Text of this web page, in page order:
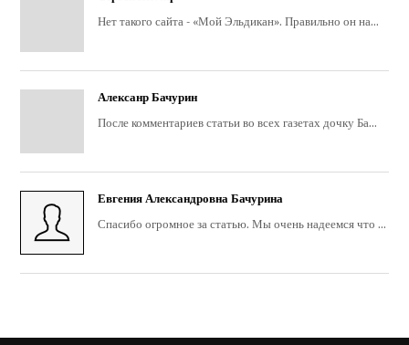
Нет такого сайта - «Мой Эльдикан». Правильно он на...
Алексанр Бачурин
После комментариев статьи во всех газетах дочку Ба...
Евгения Александровна Бачурина
Спасибо огромное за статью. Мы очень надеемся что ...